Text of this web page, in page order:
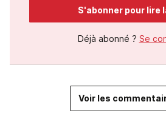
S'abonner pour lire
Déjà abonné ? Se
Voir les